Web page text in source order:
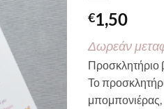
€1,50
Δωρεάν
Προσκλητήριο
Το
μπομπονιέρας,